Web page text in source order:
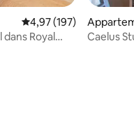
: 4,96 sur 5
Évaluation moyenne
4,97 (197)
Royal
Caelus